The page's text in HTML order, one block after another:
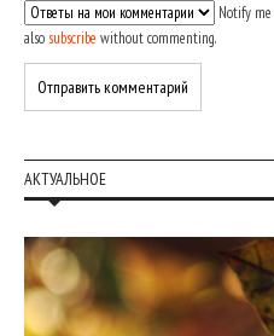
Notify
also subscribe without commenting.
АКТУАЛЬНОЕ